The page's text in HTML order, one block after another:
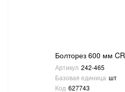
Болторез 600 мм
Артикул 242-465
Базовая единица шт
Код 627743